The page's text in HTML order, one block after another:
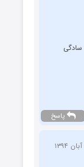
سادگی
پاسخ